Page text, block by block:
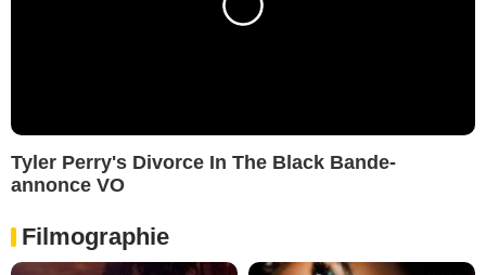
Tyler Perry's Divorce In The Black Bande-
annonce VO
Filmographie